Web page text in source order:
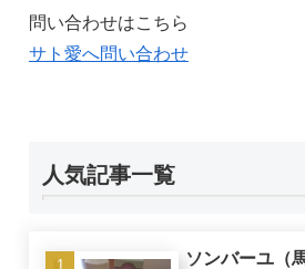
問い合わせはこちら
サト愛へ問い合わせ
人気記事一覧
ソンバーユ（